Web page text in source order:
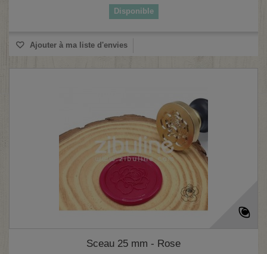
Disponible
Ajouter à ma liste d'envies
Sceau 25 mm - Rose